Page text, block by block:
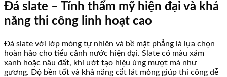
Đá slate – Tính thẩm mỹ hiện đại và khả
năng thi công linh hoạt cao
Đá slate với lớp mỏng tự nhiên và bề mặt phẳng là lựa chọn
hoàn hảo cho tiểu cảnh nước hiện đại. Slate có màu xám
xanh hoặc nâu đất, khi ướt tạo hiệu ứng mượt mà như
gương. Độ bền tốt và khả năng cắt lát mỏng giúp thi công dễ